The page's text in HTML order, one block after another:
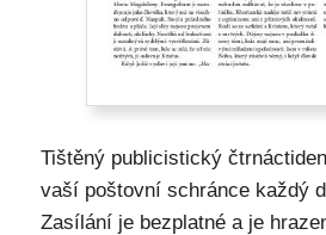
Tištěný publicistický
vaší poštovní schránce každý
Zasílání je bezplatné a je